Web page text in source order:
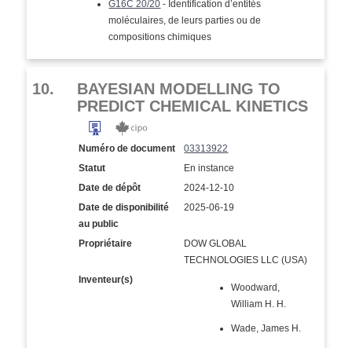
G16C 20/20 - Identification d’entités
moléculaires, de leurs parties ou de
compositions chimiques
10.
BAYESIAN MODELLING TO
PREDICT CHEMICAL KINETICS
Numéro de document
03313922
Statut
En instance
Date de dépôt
2024-12-10
Date de disponibilité
au public
2025-06-19
Propriétaire
DOW GLOBAL
TECHNOLOGIES LLC (USA)
Inventeur(s)
Woodward,
William H. H.
Wade, James H.